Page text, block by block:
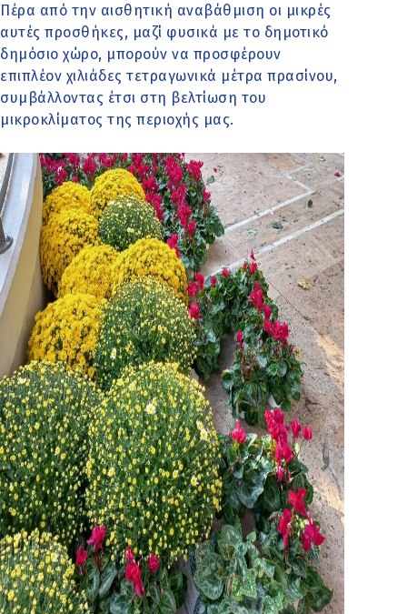
Πέρα από την αισθητική αναβάθμιση οι μικρές
αυτές προσθήκες, μαζί φυσικά με το δημοτικό
δημόσιο χώρο, μπορούν να προσφέρουν
επιπλέον χιλιάδες τετραγωνικά μέτρα πρασίνου,
συμβάλλοντας έτσι στη βελτίωση του
μικροκλίματος της περιοχής μας.